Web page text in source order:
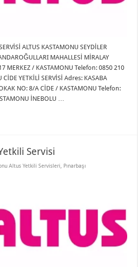
ALTUS KASTAMONU SEYDİLER
MAHALLESİ MİRALAY
MERKEZ / KASTAMONU Telefon: 0850 210
CİDE YETKİLİ SERVİSİ Adres: KASABA
NO: 8/A CİDE / KASTAMONU Telefon:
İNEBOLU …
Servisi
Altus Yetkili Servisleri, Pınarbaşı